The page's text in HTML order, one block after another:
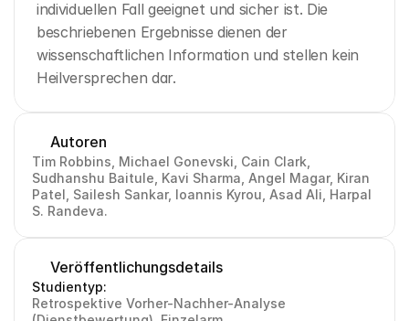
individuellen Fall geeignet und sicher ist. Die
beschriebenen Ergebnisse dienen der
wissenschaftlichen Information und stellen kein
Heilversprechen dar.
Autoren
Tim Robbins, Michael Gonevski, Cain Clark,
Sudhanshu Baitule, Kavi Sharma, Angel Magar, Kiran
Patel, Sailesh Sankar, Ioannis Kyrou, Asad Ali, Harpal
S. Randeva.
Veröffentlichungsdetails
Studientyp:
Retrospektive Vorher-Nachher-Analyse